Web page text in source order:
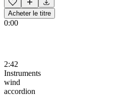
Acheter le titre
0:00
2:42
Instruments
wind
accordion